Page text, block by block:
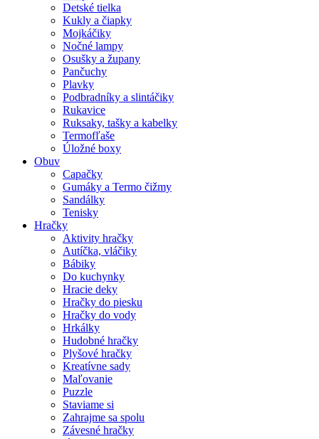
Detské tielka
Kukly a čiapky
Mojkáčiky
Nočné lampy
Osušky a župany
Pančuchy
Plavky
Podbradníky a slintáčiky
Rukavice
Ruksaky, tašky a kabelky
Termofľaše
Úložné boxy
Obuv
Capačky
Gumáky a Termo čižmy
Sandálky
Tenisky
Hračky
Aktivity hračky
Autíčka, vláčiky
Bábiky
Do kuchynky
Hracie deky
Hračky do piesku
Hračky do vody
Hrkálky
Hudobné hračky
Plyšové hračky
Kreatívne sady
Maľovanie
Puzzle
Staviame si
Zahrajme sa spolu
Závesné hračky